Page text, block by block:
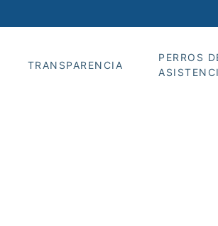
TRANSPARENCIA
PERROS